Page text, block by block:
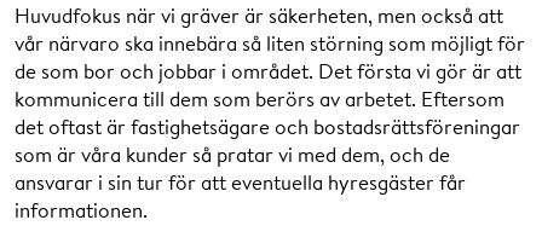
Huvudfokus när vi gräver är säkerheten, men också att
vår närvaro ska innebära så liten störning som möjligt för
de som bor och jobbar i området. Det första vi gör är att
kommunicera till dem som berörs av arbetet. Eftersom
det oftast är fastighetsägare och bostadsrättsföreningar
som är våra kunder så pratar vi med dem, och de
ansvarar i sin tur för att eventuella hyresgäster får
informationen.